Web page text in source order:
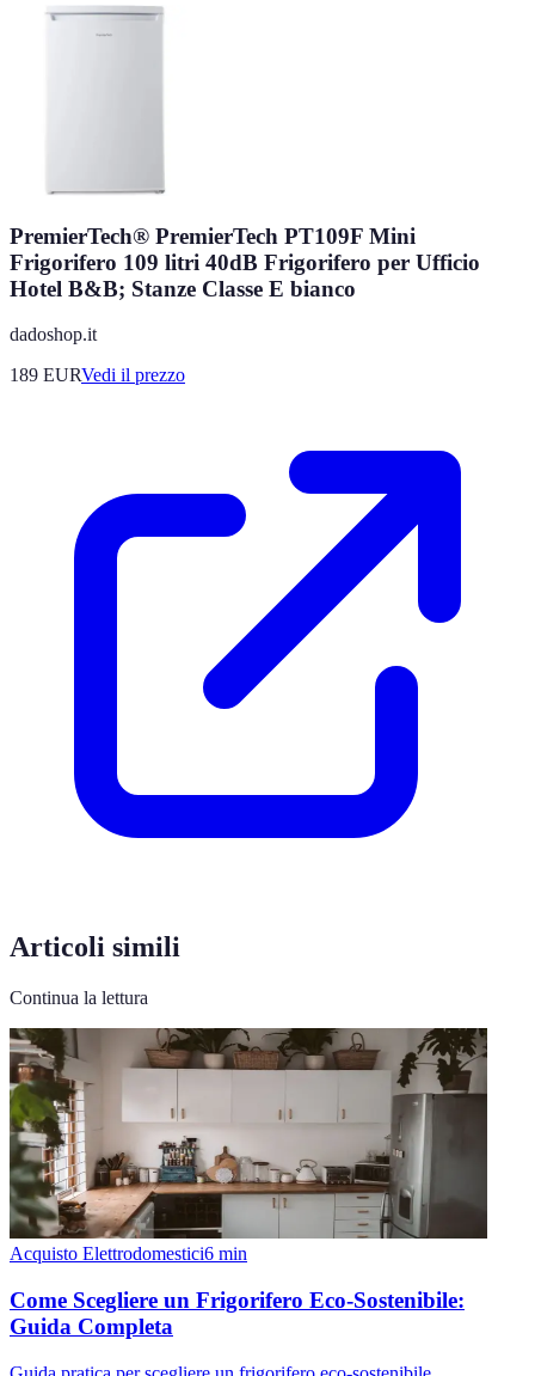
PremierTech® PremierTech PT109F Mini
Frigorifero 109 litri 40dB Frigorifero per Ufficio
Hotel B&B; Stanze Classe E bianco
dadoshop.it
189 EURVedi il prezzo
Articoli simili
Continua la lettura
Acquisto Elettrodomestici6 min
Come Scegliere un Frigorifero Eco-Sostenibile:
Guida Completa